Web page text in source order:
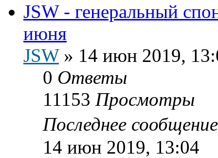
JSW - генеральный
июня
JSW» 14 июн 2019,
0 Ответы
11153 Просмотры
Последнее
14 июн 2019, 13:04